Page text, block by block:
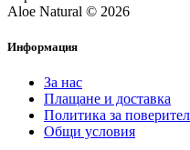
Aloe Natural © 2026
Информация
За нас
Плащане и доставка
Политика за
Общи условия